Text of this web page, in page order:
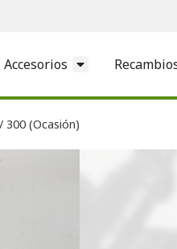
Accesorios
300 (Ocasión)